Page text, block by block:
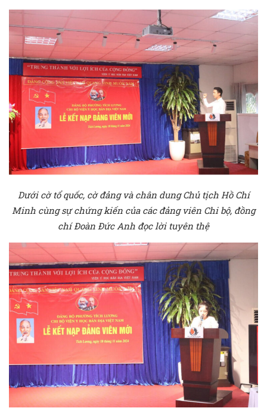
Dưới cờ tổ quốc, cờ đảng và chân dung Chủ tịch Hồ Chí
Minh cùng sự chứng kiến của các đảng viên Chi bộ, đồng
chí Đoàn Đức Anh đọc lời tuyên thệ